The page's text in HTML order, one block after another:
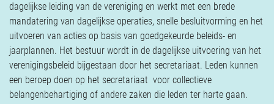
dagelijkse leiding van de vereniging en werkt met een brede
mandatering van dagelijkse operaties, snelle besluitvorming en het
uitvoeren van acties op basis van goedgekeurde beleids- en
jaarplannen. Het bestuur wordt in de dagelijkse uitvoering van het
verenigingsbeleid bijgestaan door het secretariaat. Leden kunnen
een beroep doen op het secretariaat voor collectieve
belangenbehartiging of andere zaken die leden ter harte gaan.